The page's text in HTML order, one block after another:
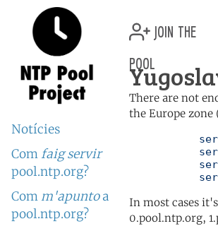
Notícies
Com faig servir
pool.ntp.org?
Com m'apuntoa
pool.ntp.org?
join the
pool
There are not
the Europe
In most cases
0.pool.ntp.org,